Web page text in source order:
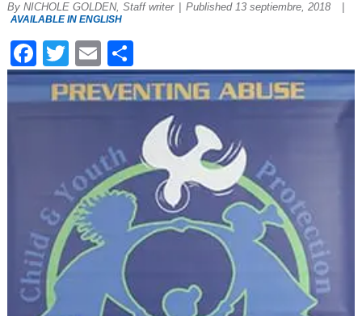
By NICHOLE GOLDEN, Staff writer Published 13 septiembre, 2018
AVAILABLE IN ENGLISH
Facebook
Twitter
EmailCompartir